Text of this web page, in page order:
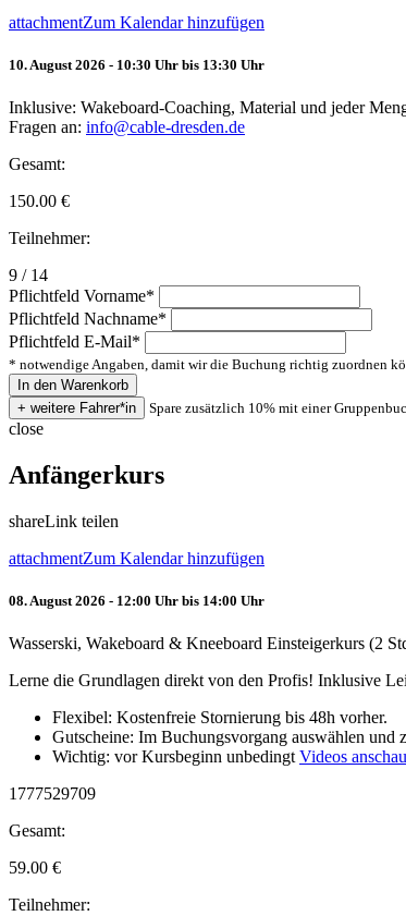
attachmentZum Kalendar hinzufügen
10. August 2026 - 10:30 Uhr bis 13:30 Uhr
Inklusive: Wakeboard-Coaching, Material und jeder
Fragen an: info@cable-dresden.de
Gesamt:
150.00 €
Teilnehmer:
9 / 14
Pflichtfeld Vorname*
Pflichtfeld Nachname*
Pflichtfeld E-Mail*
* notwendige Angaben, damit wir die Buchung richtig zuordnen
Spare zusätzlich 10% mit einer
close
Anfängerkurs
shareLink teilen
attachmentZum Kalendar hinzufügen
08. August 2026 - 12:00 Uhr bis 14:00 Uhr
Wasserski, Wakeboard & Kneeboard Einsteigerkurs (2
Lerne die Grundlagen direkt von den Profis! Inklusive
Flexibel: Kostenfreie Stornierung bis 48h vorher.
Gutscheine: Im Buchungsvorgang auswählen und
Wichtig: vor Kursbeginn unbedingt Videos
1777529709
Gesamt:
59.00 €
Teilnehmer: